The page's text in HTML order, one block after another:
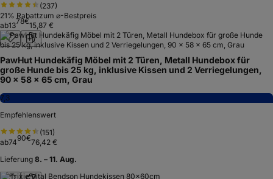
(237)
21% Rabattzum ⌀-Bestpreis
ab1378€15,87 €
PawHut Hundekäfig Möbel mit 2 Türen, Metall Hundebox für
große Hunde bis 25 kg, inklusive Kissen und 2 Verriegelungen,
90 x 58 x 65 cm, Grau
7,3
Empfehlenswert
(151)
ab7490€76,42 €
Lieferung 8. – 11. Aug.